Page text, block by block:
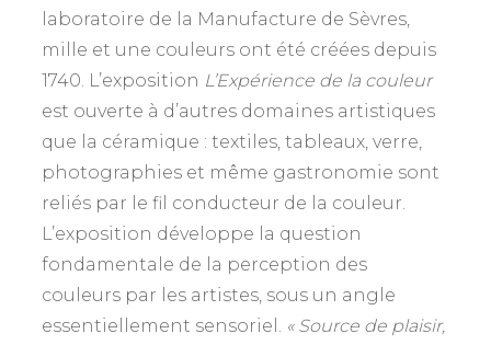
laboratoire de la Manufacture de Sèvres,
mille et une couleurs ont été créées depuis
1740. L’exposition L’Expérience de la couleur
est ouverte à d’autres domaines artistiques
que la céramique : textiles, tableaux, verre,
photographies et même gastronomie sont
reliés par le fil conducteur de la couleur.
L’exposition développe la question
fondamentale de la perception des
couleurs par les artistes, sous un angle
essentiellement sensoriel.
« Source de plaisir,